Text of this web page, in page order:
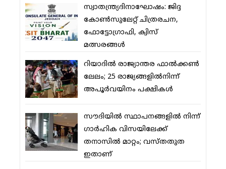
സ്വാതന്ത്ര്യദിനാഘോഷം: ജിദ്ദ
കോണ്‍സുലേറ്റ് ചിത്രരചന,
ഫോട്ടോഗ്രാഫി, ക്വിസ്
മത്സരങ്ങള്‍
റിയാദില്‍ രാജ്യാന്തര ഫാല്‍ക്കണ്‍
ലേലം; 25 രാജ്യങ്ങളില്‍നിന്ന്
അപൂര്‍വയിനം പക്ഷികള്‍
സൗദിയില്‍ സ്ഥാപനങ്ങളില്‍ നിന്ന്
ഗാര്‍ഹിക വിസയിലേക്ക്
തനാസില്‍ മാറ്റം; വസ്തതുത
ഇതാണ്